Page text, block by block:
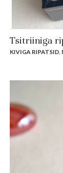
Tsitriiniga
KIVIGA RIPATSID,